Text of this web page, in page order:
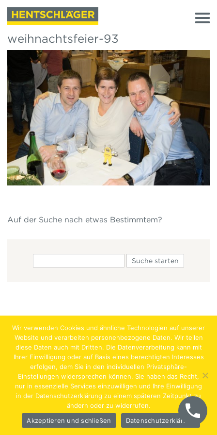
weihnachtsfeier-93
Auf der Suche nach etwas Bestimmtem?
Jobs Lehrstellen Impressum AGB Datenschutz
Hentschläger Bau GmbH – A-4222 Langenstein,
Wir verwenden Cookies und ähnliche Technologien auf unserer
Website und verarbeiten personenbezogene Daten. Wir teilen
diese Daten auch mit Dritten. Die Datenverarbeitung kann mit
Ihrer Einwilligung oder auf Basis eines berechtigten Interesses
erfolgen, dem Sie in den individuellen Privatsphäre-
Einstellungen widersprechen können. Sie haben das Recht,
nur in essenzielle Services einzuwilligen und Ihre Einwilligung
in der Datenschutzerklärung zu einem späteren Zeitpunkt zu
ändern oder zu widerrufen.
Akzeptieren und schließen
Datenschutzerklärung